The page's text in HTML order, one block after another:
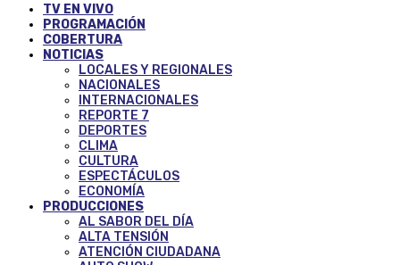
TV EN VIVO
PROGRAMACIÓN
COBERTURA
NOTICIAS
LOCALES Y REGIONALES
NACIONALES
INTERNACIONALES
REPORTE 7
DEPORTES
CLIMA
CULTURA
ESPECTÁCULOS
ECONOMÍA
PRODUCCIONES
AL SABOR DEL DÍA
ALTA TENSIÓN
ATENCIÓN CIUDADANA